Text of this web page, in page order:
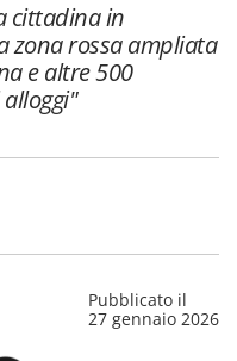
cittadina in
zona rossa ampliata
e altre 500
Pubblicato il
27 gennaio 2026